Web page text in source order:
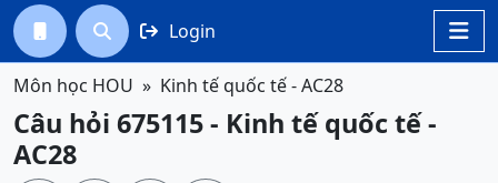

  Login
Môn học HOU Kinh tế quốc tế - AC28
Câu hỏi 675115 - Kinh tế quốc tế -
AC28